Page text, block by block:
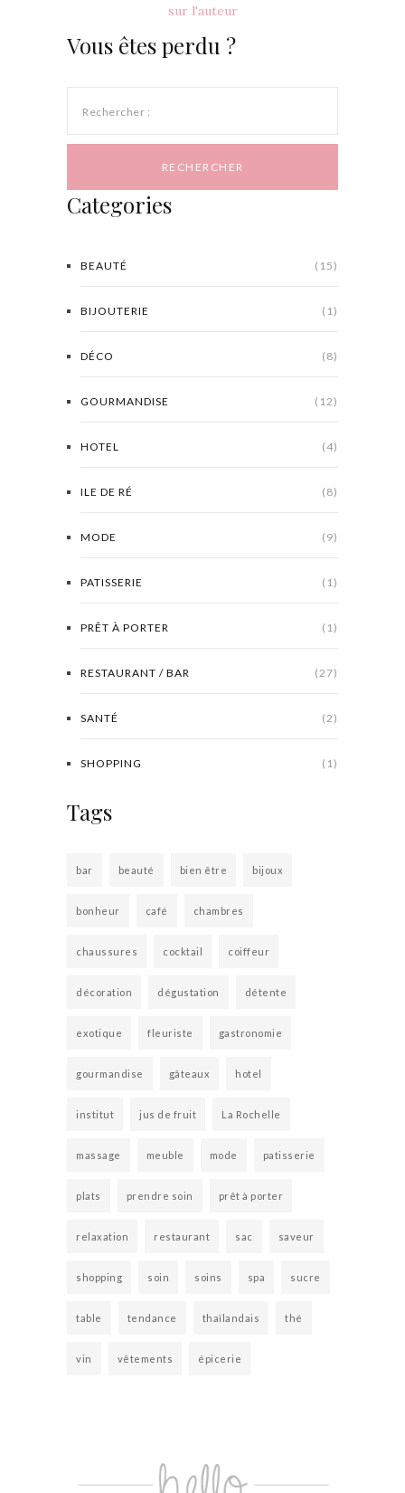
sur l'auteur
Vous êtes perdu ?
Rechercher :
Categories
BEAUTÉ (15)
BIJOUTERIE (1)
DÉCO (8)
GOURMANDISE (12)
HOTEL (4)
ILE DE RÉ (8)
MODE (9)
PATISSERIE (1)
PRÊT À PORTER (1)
RESTAURANT / BAR (27)
SANTÉ (2)
SHOPPING (1)
Tags
bar beauté bien être bijoux
bonheur café chambres
chaussures cocktail coiffeur
décoration dégustation détente
exotique fleuriste gastronomie
gourmandise gâteaux hotel
institut jus de fruit La Rochelle
massage meuble mode patisserie
plats prendre soin prêt à porter
relaxation restaurant sac saveur
shopping soin soins spa sucre
table tendance thaïlandais thé
vin vêtements épicerie